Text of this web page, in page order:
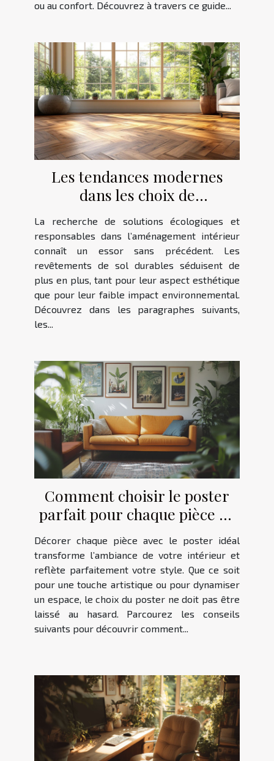
ou au confort. Découvrez à travers ce guide...
Les tendances modernes
dans les choix de
revêtements de sol durables
La recherche de solutions écologiques et
responsables dans l’aménagement intérieur
connaît un essor sans précédent. Les
revêtements de sol durables séduisent de
plus en plus, tant pour leur aspect esthétique
que pour leur faible impact environnemental.
Découvrez dans les paragraphes suivants,
les...
Comment choisir le poster
parfait pour chaque pièce de
la maison
Décorer chaque pièce avec le poster idéal
transforme l’ambiance de votre intérieur et
reflète parfaitement votre style. Que ce soit
pour une touche artistique ou pour dynamiser
un espace, le choix du poster ne doit pas être
laissé au hasard. Parcourez les conseils
suivants pour découvrir comment...